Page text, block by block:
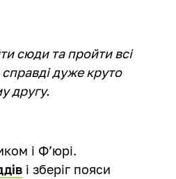
сюди та пройти всі
дуже круто
другу.
і Ф’юрі.
і зберіг пояси